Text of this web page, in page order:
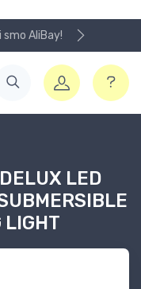
smo AliBay!
LED
LIGHT